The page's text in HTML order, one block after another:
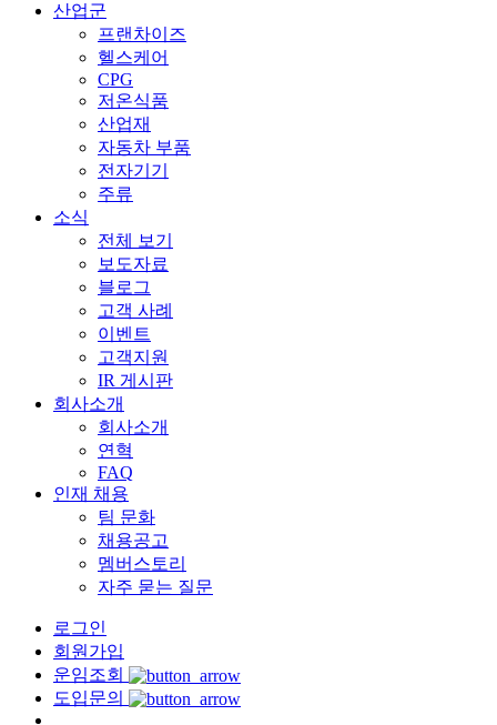
산업군
프랜차이즈
헬스케어
CPG
저온식품
산업재
자동차 부품
전자기기
주류
소식
전체 보기
보도자료
블로그
고객 사례
이벤트
고객지원
IR 게시판
회사소개
회사소개
연혁
FAQ
인재 채용
팀 문화
채용공고
멤버스토리
자주 묻는 질문
로그인
회원가입
운임조회
도입문의